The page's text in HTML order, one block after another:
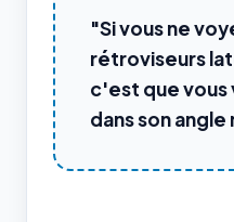
"Si vous ne
rétroviseurs
c'est que vous
dans son